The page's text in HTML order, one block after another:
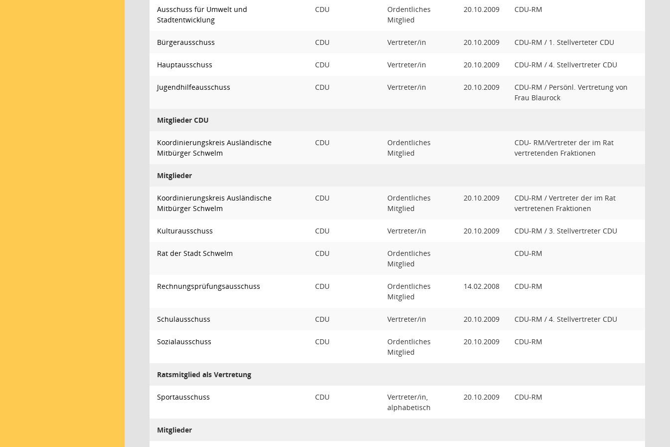
Ausschuss für Umwelt und
Stadtentwicklung
CDU
Ordentliches
Mitglied
20.10.2009 CDU-RM
Bürgerausschuss CDU Vertreter/in 20.10.2009 CDU-RM / 1. Stellverteter CDU
Hauptausschuss CDU Vertreter/in 20.10.2009 CDU-RM / 4. Stellvertreter CDU
Jugendhilfeausschuss CDU Vertreter/in 20.10.2009
CDU-RM / Persönl. Vertretung von
Frau Blaurock
Mitglieder CDU
Koordinierungskreis Ausländische
Mitbürger Schwelm
CDU
Ordentliches
Mitglied
CDU- RM/Vertreter der im Rat
vertretenden Fraktionen
Mitglieder
Koordinierungskreis Ausländische
Mitbürger Schwelm
CDU
Ordentliches
Mitglied
20.10.2009
CDU-RM / Vertreter der im Rat
vertretenen Fraktionen
Kulturausschuss CDU Vertreter/in 20.10.2009 CDU-RM / 3. Stellvertreter CDU
Rat der Stadt Schwelm CDU
Ordentliches
Mitglied
CDU-RM
Rechnungsprüfungsausschuss CDU
Ordentliches
Mitglied
14.02.2008 CDU-RM
Schulausschuss CDU Vertreter/in 20.10.2009 CDU-RM / 4. Stellvertreter CDU
Sozialausschuss CDU
Ordentliches
Mitglied
20.10.2009 CDU-RM
Ratsmitglied als Vertretung
Sportausschuss CDU
Vertreter/in,
alphabetisch
20.10.2009 CDU-RM
Mitglieder